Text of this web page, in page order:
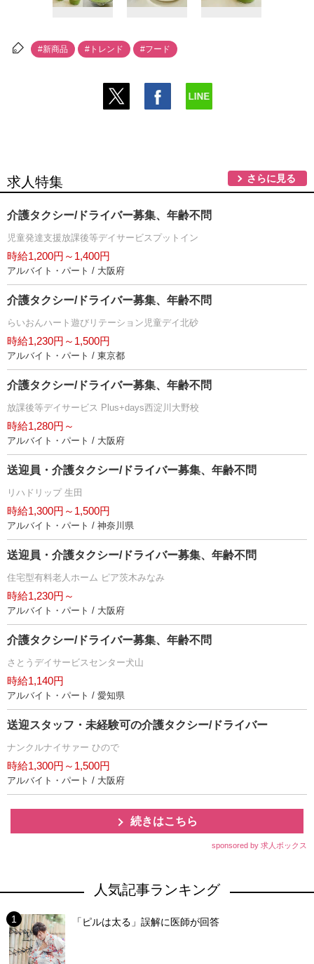
#新商品 #トレンド #フード
求人特集 さらに見る
介護タクシー/ドライバー募集、年齢不問
児童発達支援放課後等デイサービスプットイン
時給1,200円～1,400円
アルバイト・パート / 大阪府
介護タクシー/ドライバー募集、年齢不問
らいおんハート遊びリテーション児童デイ北砂
時給1,230円～1,500円
アルバイト・パート / 東京都
介護タクシー/ドライバー募集、年齢不問
放課後等デイサービス Plus+days西淀川大野校
時給1,280円～
アルバイト・パート / 大阪府
送迎員・介護タクシー/ドライバー募集、年齢不問
リハドリップ 生田
時給1,300円～1,500円
アルバイト・パート / 神奈川県
送迎員・介護タクシー/ドライバー募集、年齢不問
住宅型有料老人ホーム ピア茨木みなみ
時給1,230円～
アルバイト・パート / 大阪府
介護タクシー/ドライバー募集、年齢不問
さとうデイサービスセンター犬山
時給1,140円
アルバイト・パート / 愛知県
送迎スタッフ・未経験可の介護タクシー/ドライバー
ナンクルナイサァー ひので
時給1,300円～1,500円
アルバイト・パート / 大阪府
続きはこちら
sponsored by 求人ボックス
人気記事ランキング
「ピルは太る」誤解に医師が回答